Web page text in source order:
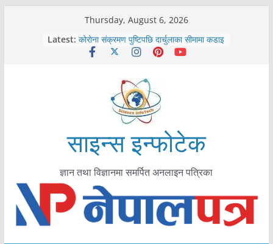
Thursday, August 6, 2026
Latest:
काभ्रेपलाञ्चोकमा आयुर्वेद स्वास्थ्योपचारतर्फ
आकर्षण बढ्दै
कोरोना संक्रमण पुष्टिपछि दार्चुलाका सीमामा कडाइ
मकवानपुरमा खोरेत रोग विरुद्धको खोप लगाउन
आयुर्वेद चिकित्सा प्रणालीको भूमिका महत्वपूर्ण छ :
मुख्यमन्त्री शाह
साइन्स इन्फोटेक
ज्ञान तथा विज्ञानमा समर्पित अनलाइन पत्रिका